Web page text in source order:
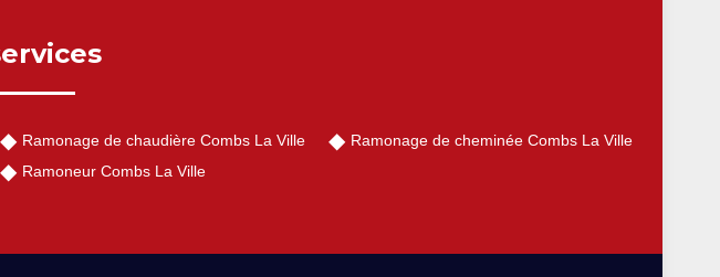
Ramonage de chaudière Combs La Ville
Ramoneur Combs La Ville
Ramonage de cheminée Combs La Ville